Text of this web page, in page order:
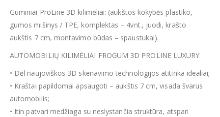
Guminiai ProLine 3D kilimėliai: (aukštos kokybės plastiko,
gumos mišinys / TPE, komplektas – 4vnt., juodi, krašto
aukštis 7 cm, montavimo būdas – spaustukai).
AUTOMOBILIŲ KILIMĖLIAI FROGUM 3D PROLINE LUXURY
• Dėl naujoviškos 3D skenavimo technologijos atitinka idealiai;
• Kraštai papildomai apsaugoti – aukštis 7 cm, visada švarus
automobilis;
• Itin patvari medžiaga su neslystančia struktūra, atspari